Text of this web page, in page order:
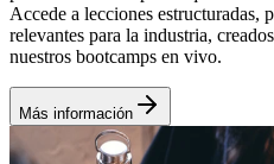
Accede a lecciones estructuradas,
relevantes para la industria,
nuestros bootcamps en vivo.
Más información